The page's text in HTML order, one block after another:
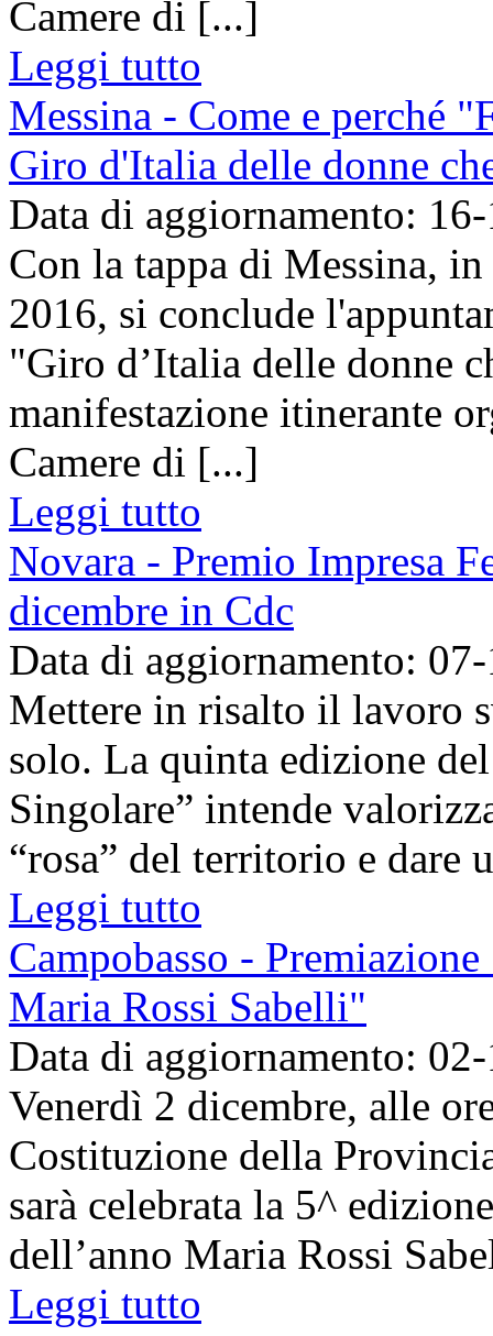
Camere di [...]
Leggi tutto
Messina - Come e perché
Giro d'Italia delle donne
Data di aggiornamento:
Con la tappa di Messina,
2016, si conclude
"Giro d’Italia delle donne
manifestazione itinerante
Camere di [...]
Leggi tutto
Novara - Premio Impresa
dicembre in Cdc
Data di aggiornamento:
Mettere in risalto il lavoro
solo. La quinta edizione
Singolare” intende
“rosa” del territorio e dare
Leggi tutto
Campobasso -
Maria Rossi Sabelli"
Data di aggiornamento:
Venerdì 2 dicembre, alle
Costituzione della
sarà celebrata la 5^
dell’anno Maria Rossi
Leggi tutto